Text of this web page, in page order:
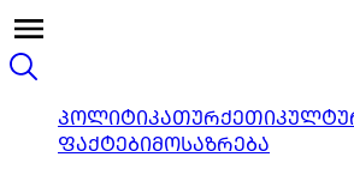
ᲞᲝᲚᲘᲢᲘᲙᲐᲗᲣᲠᲥᲔᲗᲘ
ᲤᲐᲥᲢᲔᲑᲘᲛᲝᲡᲐᲖᲠᲔᲑᲐ